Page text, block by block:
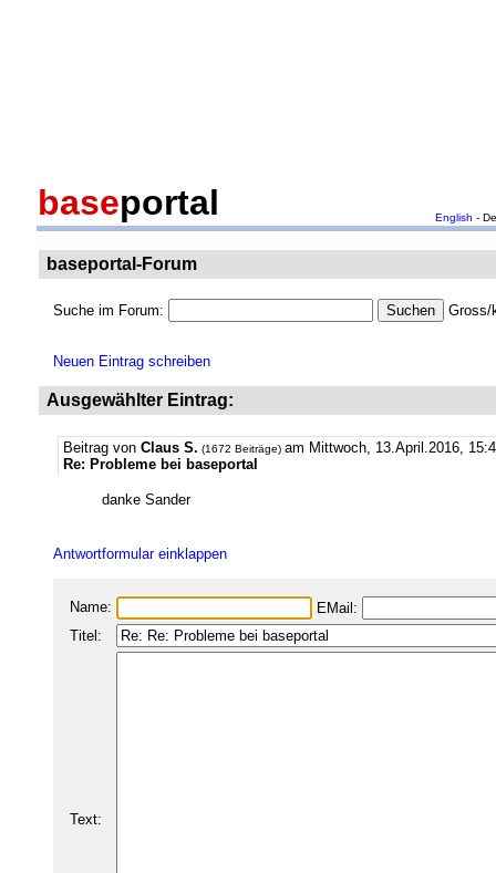
baseportal English -
baseportal-Forum
Suche im Forum: Gross/
Neuen Eintrag schreiben
Ausgewählter Eintrag:
Beitrag von Claus S. (1672 Beiträge) am Mittwoch, 13.April.2016,
Re: Probleme bei baseportal
danke Sander
Antwortformular einklappen
Name:
EMail:
Titel:
Text: